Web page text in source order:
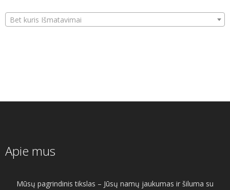
Bet kuris Išmatavimai
Apie mus
Mūsų pagrindinis tikslas – Jūsų namų jaukumas ir šiluma su